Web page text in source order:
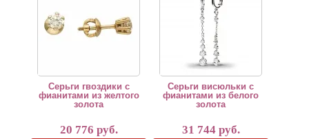
Серьги гвоздики с
фианитами из желтого
золота
20 776 руб.
Серьги висюльки с
фианитами из белого
золота
31 744 руб.